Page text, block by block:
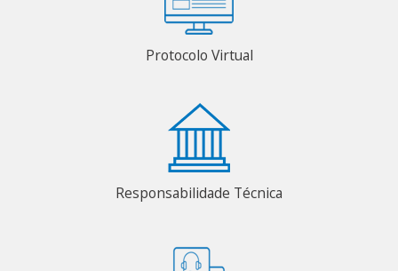
Protocolo Virtual
Responsabilidade Técnica